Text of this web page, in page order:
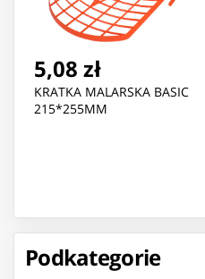
Podkategorie
5,08 zł
KRATKA MALARSKA BASIC
215*255MM